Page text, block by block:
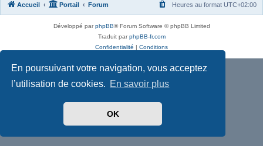
En poursuivant votre navigation, vous acceptez
l’utilisation de cookies. En savoir plus
OK
Accueil Portail Forum Heures au format UTC+02:00
Développé parphpBB® Forum Software © phpBB Limited
Traduit parphpBB-fr.com
Confidentialité | Conditions